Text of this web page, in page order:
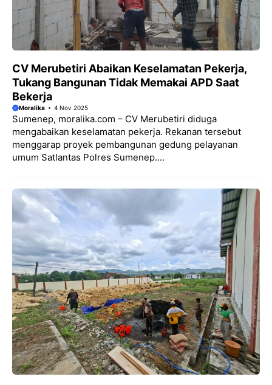
CV Merubetiri Abaikan Keselamatan Pekerja,
Tukang Bangunan Tidak Memakai APD Saat
Bekerja
Moralika 4 Nov 2025
Sumenep, moralika.com – CV Merubetiri diduga
mengabaikan keselamatan pekerja. Rekanan tersebut
menggarap proyek pembangunan gedung pelayanan
umum Satlantas Polres Sumenep....